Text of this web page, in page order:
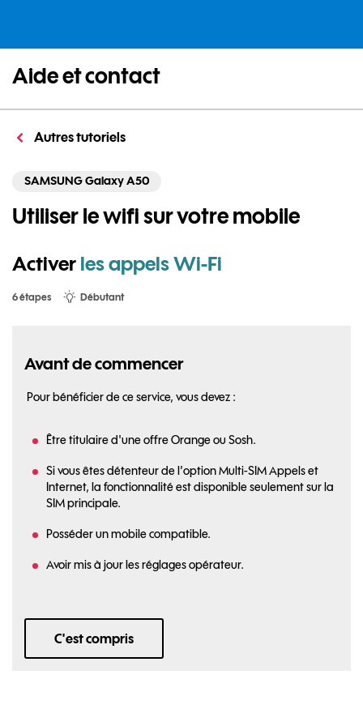
Aide et contact
Autres tutoriels
SAMSUNG Galaxy A50
Utiliser le wifi sur votre mobile
Activer les appels Wi-Fi
6 étapes Débutant
Avant de commencer
Pour bénéficier de ce service, vous devez :
Être titulaire d'une offre Orange ou Sosh.
Si vous êtes détenteur de l’option Multi-SIM Appels et
Internet, la fonctionnalité est disponible seulement sur la
SIM principale.
Posséder un mobile compatible.
Avoir mis à jour les réglages opérateur.
C'est compris